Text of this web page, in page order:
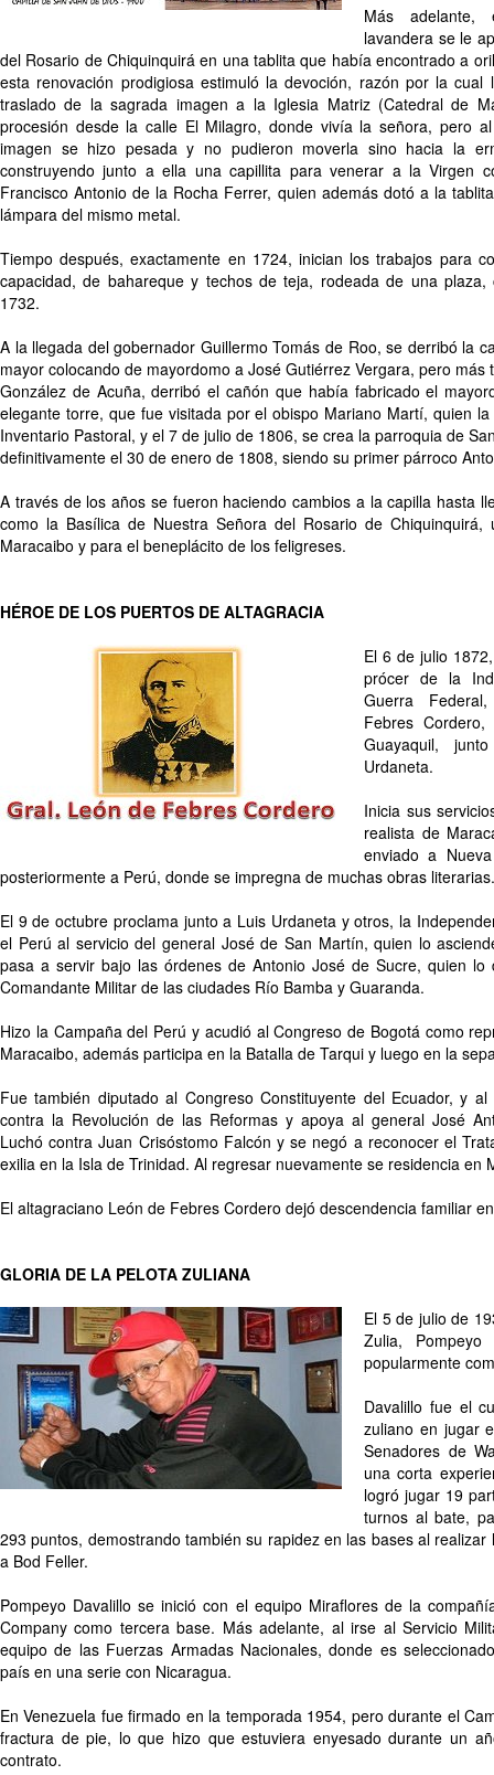
Más
lavandera se le
del Rosario de Chiquinquirá en una tablita que había encontrado a
esta renovación prodigiosa estimuló la devoción, razón por la cual
traslado de la sagrada imagen a la Iglesia Matriz (Catedral de
procesión desde la calle El Milagro, donde vivía la señora, pero
imagen se hizo pesada y no pudieron moverla sino hacia la
construyendo junto a ella una capillita para venerar a la Virgen
Francisco Antonio de la Rocha Ferrer, quien además dotó a la
lámpara del mismo metal.
Tiempo después, exactamente en 1724, inician los trabajos para
capacidad, de bahareque y techos de teja, rodeada de una plaza,
1732.
A la llegada del gobernador Guillermo Tomás de Roo, se derribó la
mayor colocando de mayordomo a José Gutiérrez Vergara, pero
González de Acuña, derribó el cañón que había fabricado el
elegante torre, que fue visitada por el obispo Mariano Martí, quien
Inventario Pastoral, y el 7 de julio de 1806, se crea la parroquia de
definitivamente el 30 de enero de 1808, siendo su primer párroco
A través de los años se fueron haciendo cambios a la capilla hasta
como la Basílica de Nuestra Señora del Rosario de
Maracaibo y para el beneplácito de los feligreses.
HÉROE DE LOS PUERTOS DE ALTAGRACIA
El 6 de julio
prócer de la
Guerra
Febres
Guayaquil,
Urdaneta.
Inicia sus
realista de
enviado a
posteriormente a Perú, donde se impregna de muchas obras literarias.
El 9 de octubre proclama junto a Luis Urdaneta y otros, la
el Perú al servicio del general José de San Martín, quien lo
pasa a servir bajo las órdenes de Antonio José de Sucre, quien lo
Comandante Militar de las ciudades Río Bamba y Guaranda.
Hizo la Campaña del Perú y acudió al Congreso de Bogotá como
Maracaibo, además participa en la Batalla de Tarqui y luego en la
Fue también diputado al Congreso Constituyente del Ecuador, y
contra la Revolución de las Reformas y apoya al general José
Luchó contra Juan Crisóstomo Falcón y se negó a reconocer el
exilia en la Isla de Trinidad. Al regresar nuevamente se residencia en
El altagraciano León de Febres Cordero dejó descendencia familiar
GLORIA DE LA PELOTA ZULIANA
El 5 de julio de
Zulia, Pompeyo
popularmente
Davalillo fue el
zuliano en jugar
Senadores de
una corta
logró jugar 19
turnos al bate,
293 puntos, demostrando también su rapidez en las bases al
a Bod Feller.
Pompeyo Davalillo se inició con el equipo Miraflores de la
Company como tercera base. Más adelante, al irse al Servicio
equipo de las Fuerzas Armadas Nacionales, donde es
país en una serie con Nicaragua.
En Venezuela fue firmado en la temporada 1954, pero durante el
fractura de pie, lo que hizo que estuviera enyesado durante un
contrato.